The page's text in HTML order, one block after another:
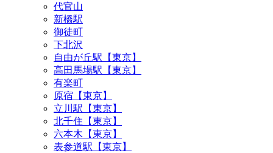
代官山
新橋駅
御徒町
下北沢
自由が丘駅【東京】
高田馬場駅【東京】
有楽町
原宿【東京】
立川駅【東京】
北千住【東京】
六本木【東京】
表参道駅【東京】